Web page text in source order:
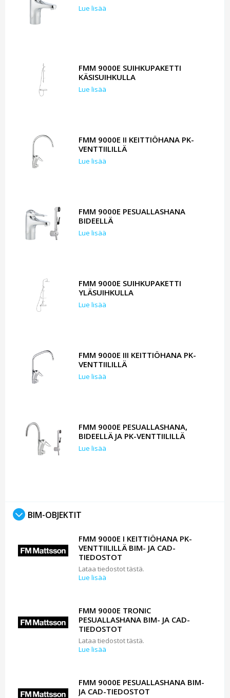
Lue lisää
FMM 9000E SUIHKUPAKETTI
KÄSISUIHKULLA
Lue lisää
FMM 9000E II KEITTIÖHANA PK-
VENTTIILILLÄ
Lue lisää
FMM 9000E PESUALLASHANA
BIDEELLÄ
Lue lisää
FMM 9000E SUIHKUPAKETTI
YLÄSUIHKULLA
Lue lisää
FMM 9000E III KEITTIÖHANA PK-
VENTTIILILLÄ
Lue lisää
FMM 9000E PESUALLASHANA,
BIDEELLÄ JA PK-VENTTIILILLÄ
Lue lisää
BIM-OBJEKTIT
FMM 9000E I KEITTIÖHANA PK-
VENTTIILILLÄ BIM- JA CAD-
TIEDOSTOT
Lataa tiedostot tästä.
Lue lisää
FMM 9000E TRONIC
PESUALLASHANA BIM- JA CAD-
TIEDOSTOT
Lataa tiedostot tästä.
Lue lisää
FMM 9000E PESUALLASHANA BIM-
JA CAD-TIEDOSTOT